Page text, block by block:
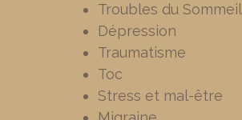
Troubles du Sommeil
Dépression
Traumatisme
Toc
Stress et mal-être